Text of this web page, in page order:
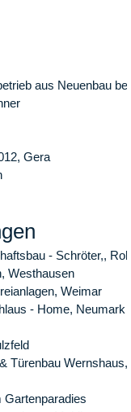
aus Neuenbau
Gera
- Schröter,,
Westhausen
Weimar
- Home, Neumark
Türenbau
Gartenparadies